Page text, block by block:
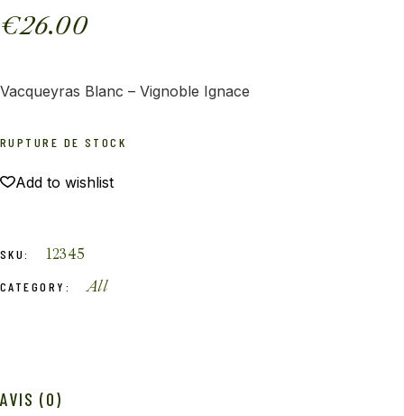
€26.00
Vacqueyras Blanc – Vignoble Ignace
RUPTURE DE STOCK
Add to wishlist
SKU: 12345
CATEGORY: All
AVIS (0)